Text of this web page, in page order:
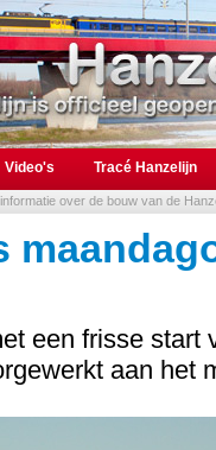
Video's Tracé Hanzelijn
over de bouw van de
een frisse
aan het